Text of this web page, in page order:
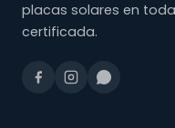
placas solares en
certificada.